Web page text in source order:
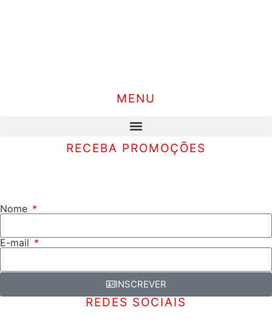
MENU
RECEBA PROMOÇÕES
Nome
E-mail
INSCREVER
REDES SOCIAIS